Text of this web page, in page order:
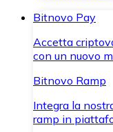
Bitnovo Pay
Accetta
con un nuovo
Bitnovo Ramp
Integra la
ramp in